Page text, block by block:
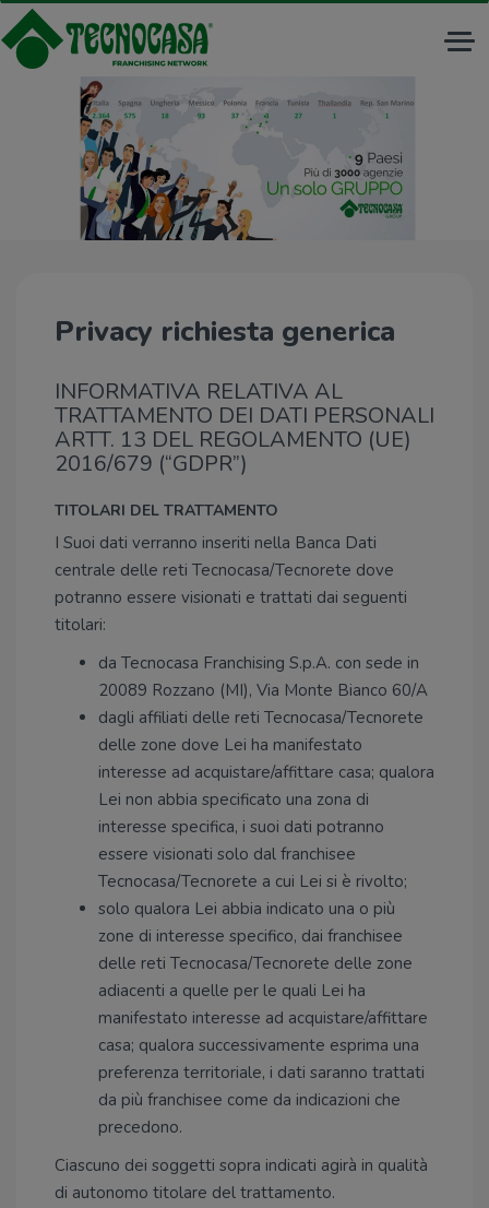
Privacy richiesta generica
INFORMATIVA RELATIVA AL
TRATTAMENTO DEI DATI PERSONALI
ARTT. 13 DEL REGOLAMENTO (UE)
2016/679 (“GDPR”)
TITOLARI DEL TRATTAMENTO
I Suoi dati verranno inseriti nella Banca Dati
centrale delle reti Tecnocasa/Tecnorete dove
potranno essere visionati e trattati dai seguenti
titolari:
da Tecnocasa Franchising S.p.A. con sede in
20089 Rozzano (MI), Via Monte Bianco 60/A
dagli affiliati delle reti Tecnocasa/Tecnorete
delle zone dove Lei ha manifestato
interesse ad acquistare/affittare casa; qualora
Lei non abbia specificato una zona di
interesse specifica, i suoi dati potranno
essere visionati solo dal franchisee
Tecnocasa/Tecnorete a cui Lei si è rivolto;
solo qualora Lei abbia indicato una o più
zone di interesse specifico, dai franchisee
delle reti Tecnocasa/Tecnorete delle zone
adiacenti a quelle per le quali Lei ha
manifestato interesse ad acquistare/affittare
casa; qualora successivamente esprima una
preferenza territoriale, i dati saranno trattati
da più franchisee come da indicazioni che
precedono.
Ciascuno dei soggetti sopra indicati agirà in qualità
di autonomo titolare del trattamento.